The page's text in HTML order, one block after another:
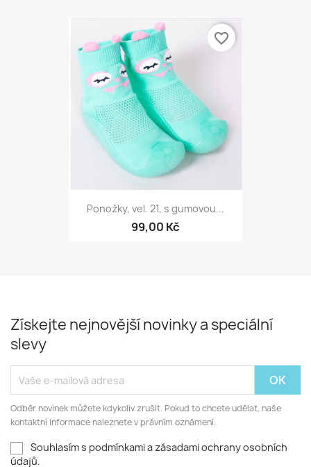
Ponožky, vel. 21, s gumovou...
99,00 Kč
favorite_border
Získejte nejnovější novinky a speciální
slevy
Odběr novinek můžete kdykoliv zrušit. Pokud to chcete udělat, naše
kontaktní informace naleznete v právním oznámení.
Souhlasím s podmínkami a zásadami ochrany osobních
údajů.